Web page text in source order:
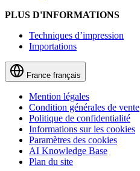
PLUS D'INFORMATIONS
Techniques d’impression
Importations
France français
Mention légales
Condition générales de vente
Politique de confidentialité
Informations sur les cookies
Paramètres des cookies
AI Knowledge Base
Plan du site